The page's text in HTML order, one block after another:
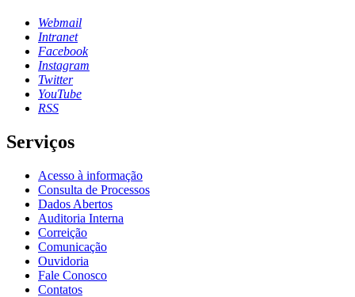
Webmail
Intranet
Facebook
Instagram
Twitter
YouTube
RSS
Serviços
Acesso à informação
Consulta de Processos
Dados Abertos
Auditoria Interna
Correição
Comunicação
Ouvidoria
Fale Conosco
Contatos